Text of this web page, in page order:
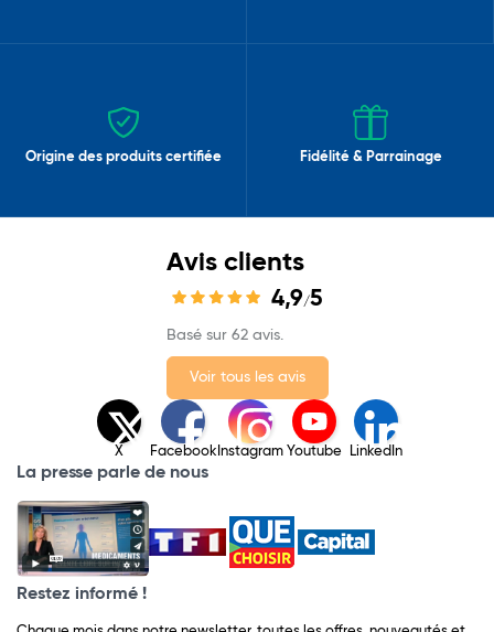
Origine des produits certifiée Fidélité & Parrainage
Avis clients
4,9/5
Basé sur 62 avis.
Voir tous les avis
X Facebook Instagram Youtube LinkedIn
La presse parle de nous
Restez informé !